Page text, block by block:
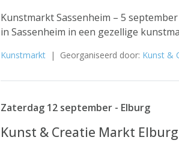
Kunstmarkt Sassenheim – 5
in Sassenheim in een gezellige
Kunstmarkt | Georganiseerd door: Kunst &
Zaterdag 12 september - Elburg
Kunst & Creatie Markt